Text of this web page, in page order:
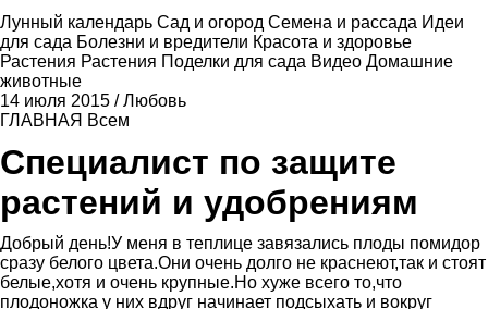
Лунный календарь Сад и огород Семена и рассада Идеи
для сада Болезни и вредители Красота и здоровье
Растения Растения Поделки для сада Видео Домашние
животные
14 июля 2015 /Любовь
ГЛАВНАЯ Всем
Специалист по защите
растений и удобрениям
Добрый день!У меня в теплице завязались плоды помидор
сразу белого цвета.Они очень долго не краснеют,так и стоят
белые,хотя и очень крупные.Но хуже всего то,что
плодоножка у них вдруг начинает подсыхать и вокруг